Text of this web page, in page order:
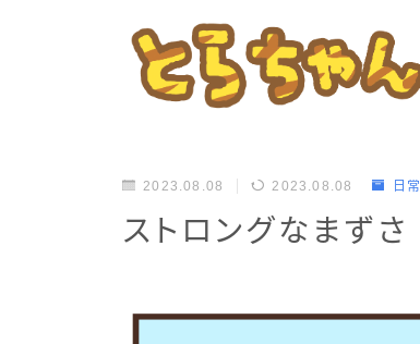
2023.08.08 2023.08.08 日常
ストロングなまずさ